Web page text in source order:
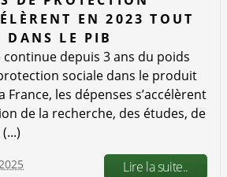
EN 2023 TOUT
DANS LE PIB
continue depuis 3 ans du poids
sociale dans le produit
les dépenses s’accélèrent
de la recherche, des études, de
Lire la suite..